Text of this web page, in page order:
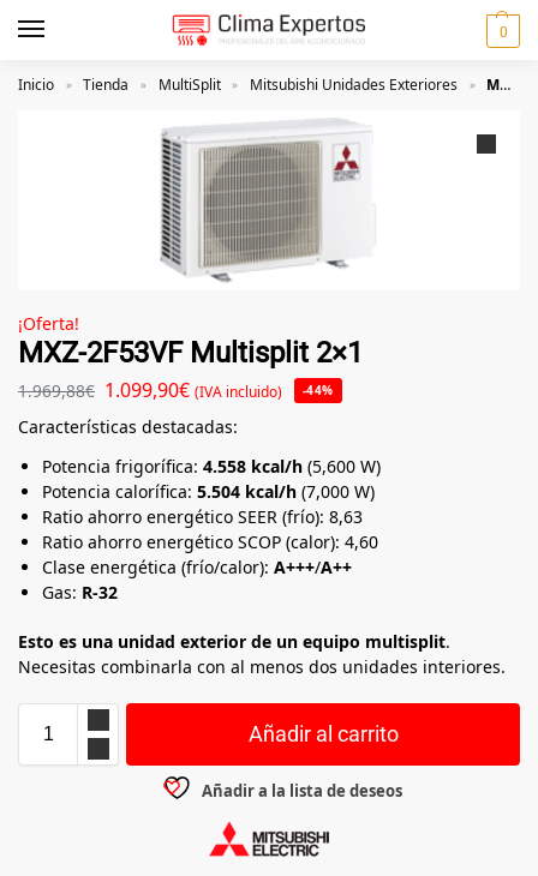
0
Inicio » Tienda » MultiSplit » Mitsubishi Unidades Exteriores » MXZ-2F53VF Multisplit 2×1
¡Oferta!
MXZ-2F53VF Multisplit 2×1
1.969,88€ 1.099,90€ (IVA incluido) -44%
Características destacadas:
Potencia frigorífica: 4.558 kcal/h (5,600 W)
Potencia calorífica: 5.504 kcal/h (7,000 W)
Ratio ahorro energético SEER (frío): 8,63
Ratio ahorro energético SCOP (calor): 4,60
Clase energética (frío/calor): A+++/A++
Gas: R-32
Esto es una unidad exterior de un equipo multisplit.
Necesitas combinarla con al menos dos unidades interiores.
Añadir al carrito
Añadir a la lista de deseos